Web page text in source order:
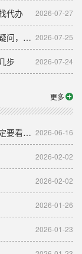
2026-07-27
代办
2026-07-25
清楚
2026-07-24
步
更多
2026-06-16
清楚
2026-02-02
2026-02-02
2026-01-26
2026-01-23